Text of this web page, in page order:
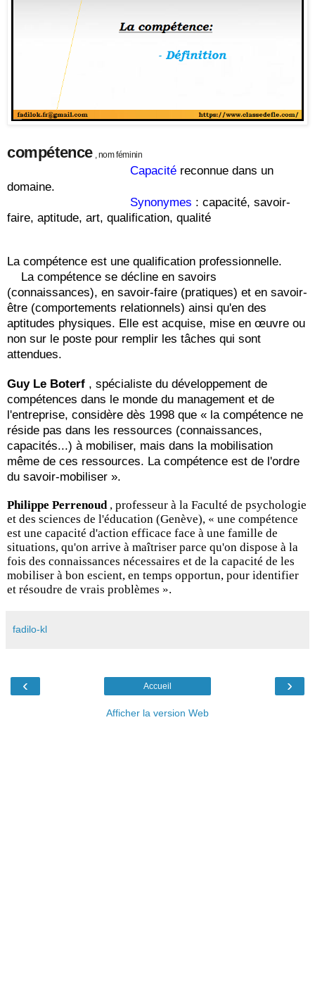
compétence , nom féminin
Capacité reconnue dans un
domaine.
Synonymes : capacité, savoir-
faire, aptitude, art, qualification, qualité
La compétence est une qualification professionnelle.
La compétence se décline en savoirs
(connaissances), en savoir-faire (pratiques) et en savoir-
être (comportements relationnels) ainsi qu'en des
aptitudes physiques. Elle est acquise, mise en œuvre ou
non sur le poste pour remplir les tâches qui sont
attendues.
Guy Le Boterf , spécialiste du développement de
compétences dans le monde du management et de
l'entreprise, considère dès 1998 que « la compétence ne
réside pas dans les ressources (connaissances,
capacités...) à mobiliser, mais dans la mobilisation
même de ces ressources. La compétence est de l'ordre
du savoir-mobiliser ».
Philippe Perrenoud , professeur à la Faculté de psychologie
et des sciences de l'éducation (Genève), « une compétence
est une capacité d'action efficace face à une famille de
situations, qu'on arrive à maîtriser parce qu'on dispose à la
fois des connaissances nécessaires et de la capacité de les
mobiliser à bon escient, en temps opportun, pour identifier
et résoudre de vrais problèmes ».
fadilo-kl
‹ ›
Accueil
Afficher la version Web